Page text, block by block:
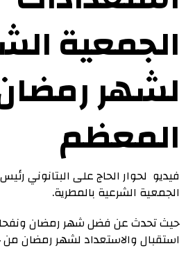
الجمعية
لشهر
المعظم
فيديو لحوار الحاج على البتانوني
الجمعية الشرعية بالمطرية.
حيث تحدث عن فضل شهر رمضان
استقبال والاستعداد لشهر رمضان من